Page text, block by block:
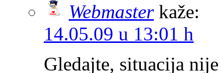
Webmaster kaže:
14.05.09 u 13:01 h
Gledajte, situacija